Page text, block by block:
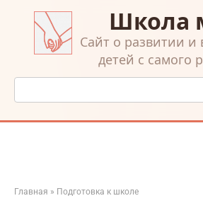
контенту
Школа
Cайт о развитии и
детей с самого
Поиск:
Главная » Подготовка к школе